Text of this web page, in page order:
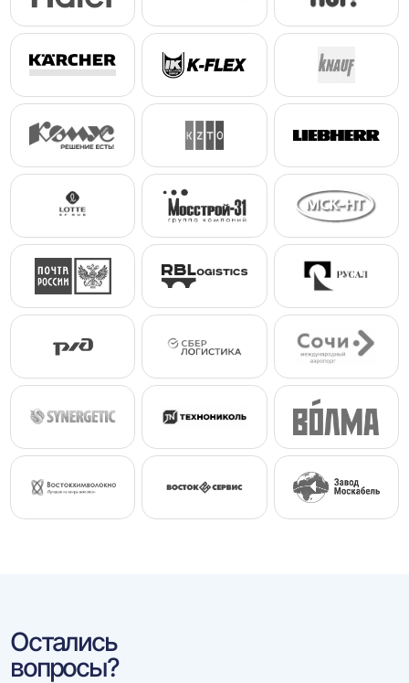
Остались
вопросы?